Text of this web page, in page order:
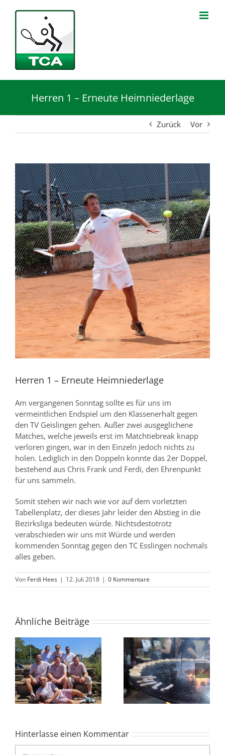
springen
Herren 1 – Erneute Heimniederlage
Zurück Vor
Zeige
grösseres
Bild
Herren 1 – Erneute Heimniederlage
Am vergangenen Sonntag sollte es für uns im
vermeintlichen Endspiel um den Klassenerhalt gegen
den TV Geislingen gehen. Außer zwei ausgeglichene
Matches, welche jeweils erst im Matchtiebreak knapp
verloren gingen, war in den Einzeln jedoch nichts zu
holen. Lediglich in den Doppeln konnte das 2er Doppel,
bestehend aus Chris Frank und Ferdi, den Ehrenpunkt
für uns sammeln.
Somit stehen wir nach wie vor auf dem vorletzten
Tabellenplatz, der dieses Jahr leider den Abstieg in die
Bezirksliga bedeuten würde. Nichtsdestotrotz
verabschieden wir uns mit Würde und werden
kommenden Sonntag gegen den TC Esslingen nochmals
alles geben.
Von Ferdi Hees | 12. Juli 2018 | 0 Kommentare
Ähnliche Beiträge
Burger-Abend
begeistert Gäste im
Tennisclub
Albershausen
U12 // starke Leistung
und verdienter Sieg
Hinterlasse einen Kommentar